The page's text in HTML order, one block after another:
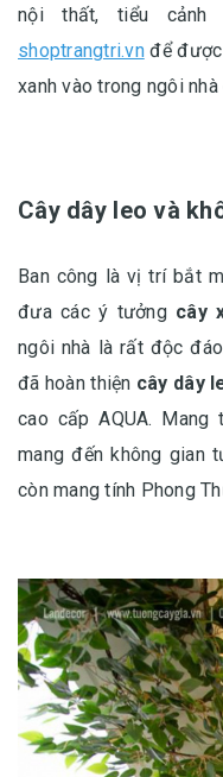
nội thất, tiểu cảnh
shoptrangtri.vnđể được
xanh vào trong ngôi
Cây dây leo và
Ban công là vị trí bắt
đưa các ý tưởng cây
ngôi nhà là rất độc
đã hoàn thiện cây dây
cao cấp AQUA.
mang đến không gian
còn mang tính Phong